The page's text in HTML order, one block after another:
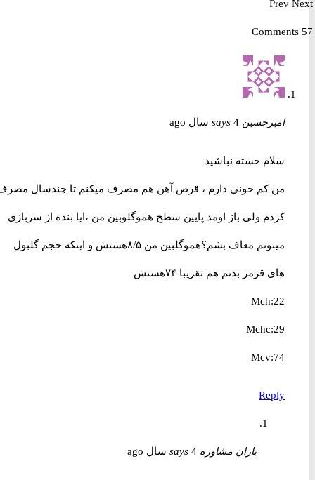
Prev
امیرحسین says 4 سال ago
سلام خسته نباشید
من کم خونی دارم ، قرص آهن هم مصرف میکنم تا چندسال مصرف
کردم ولی باز اومد پایین سطح هموگلوبین من ،ایا بنده از سربازی
میتونم معاف بشم؟هموگلبین من ۸/۵هستش و اینکه حجم گلبول
های قرمز بدنم هم تقریبا ۷۴هستش
Mch:22
Mchc:29
Mcv:74
Reply
باران مشاوره says 4 سال ago